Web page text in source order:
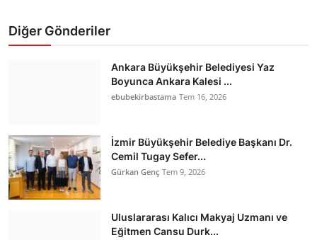
Diğer Gönderiler
Ankara Büyükşehir Belediyesi Yaz
Boyunca Ankara Kalesi ...
ebubekirbastama Tem 16, 2026
İzmir Büyükşehir Belediye Başkanı Dr.
Cemil Tugay Sefer...
Gürkan Genç Tem 9, 2026
Uluslararası Kalıcı Makyaj Uzmanı ve
Eğitmen Cansu Durk...